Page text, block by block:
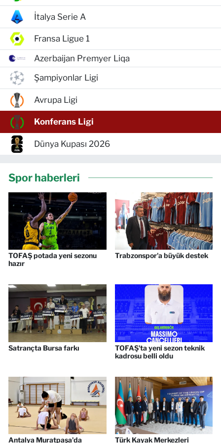
İtalya Serie A
Fransa Ligue 1
Azerbaijan Premyer Liqa
Şampiyonlar Ligi
Avrupa Ligi
Konferans Ligi
Dünya Kupası 2026
Spor haberleri
TOFAŞ potada yeni sezonu
hazır
Trabzonspor'a büyük destek
Satrançta Bursa farkı
TOFAŞ'ta yeni sezon teknik
kadrosu belli oldu
Antalya Muratpaşa'da Türk Kayak Merkezleri